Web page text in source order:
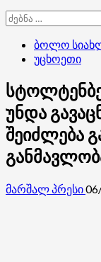
ძებნა:
ბოლო
უცხოეთი
უნდა
შეიძლება
მარშალ პრესი